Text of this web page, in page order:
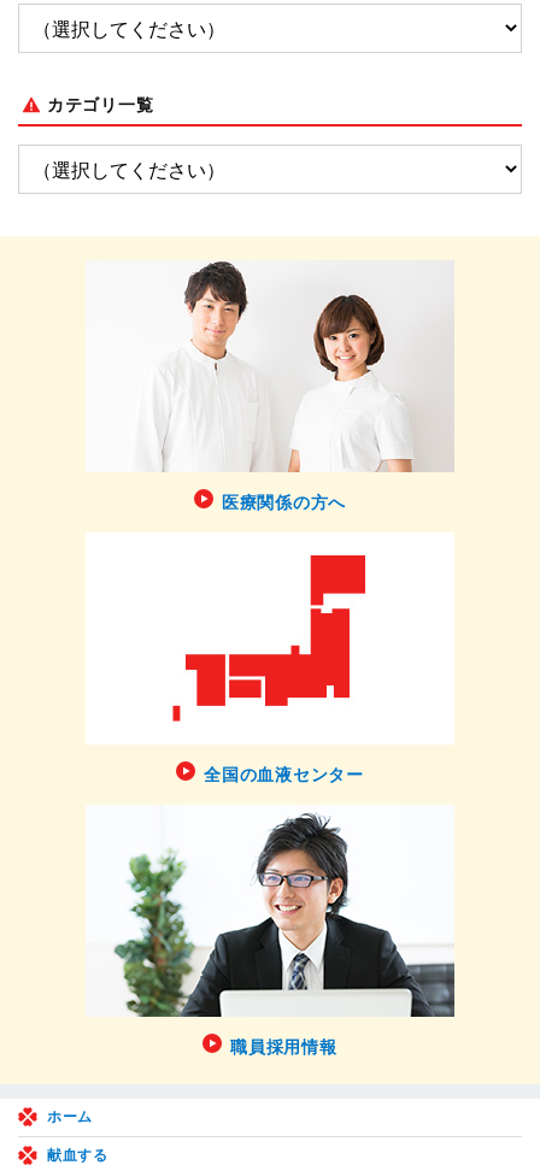
カテゴリ一覧
医療関係の方へ
全国の血液センター
職員採用情報
ホーム
献血する